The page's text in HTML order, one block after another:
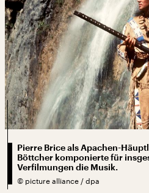
Pierre Brice als Apachen-
Böttcher komponierte für
Verfilmungen die Musik.
© picture alliance / dpa